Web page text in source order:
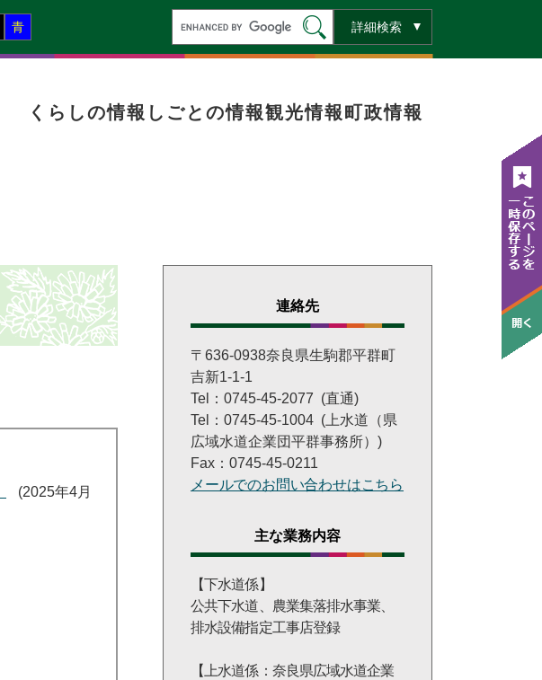
青
ー
ー
詳細検索
くらしの情報 しごとの情報観光情報町政情報
2025年4月
連絡先
〒636-0938奈良県生駒郡平群町
吉新1-1-1
Tel：0745-45-2077
直通
Tel：0745-45-1004
上水道（県
広域水道企業団平群事務所）
Fax：0745-45-0211
メールでのお問い合わせはこちら
主な業務内容
【下水道係】
公共下水道、農業集落排水事業、
排水設備指定工事店登録
【上水道係：奈良県広域水道企業